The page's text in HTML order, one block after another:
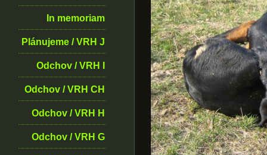
In memoriam
Plánujeme / VRH J
Odchov / VRH I
Odchov / VRH CH
Odchov / VRH H
Odchov / VRH G